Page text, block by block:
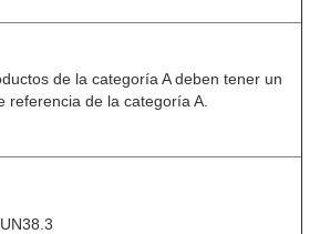
de la categoría A deben tener un
referencia de la categoría A.